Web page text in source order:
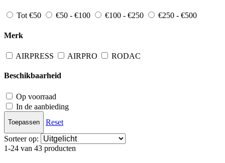
Tot €50 €50 - €100 €100 - €250 €250 - €500
Merk
AIRPRESS AIRPRO RODAC
Beschikbaarheid
Op voorraad
In de aanbieding
Toepassen
Reset
Sorteer op:
1-24 van 43 producten